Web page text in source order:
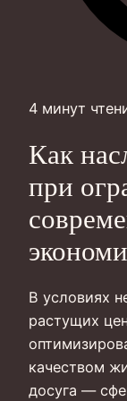
4 минут
Как
при
В условиях
растущих
качеством
досуга —